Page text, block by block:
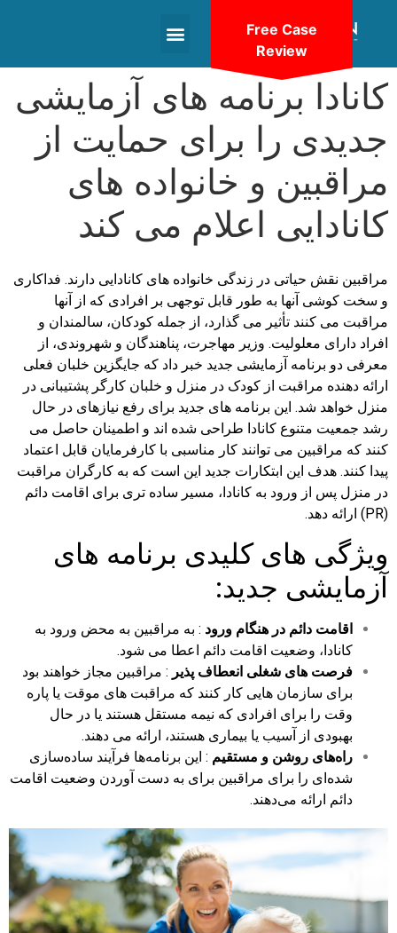
کانادا برنامه های آزمایشی
جدیدی را برای حمایت از
مراقبین و خانواده های
کانادایی اعلام می کند
مراقبین نقش حیاتی در زندگی خانواده های کانادایی دارند. فداکاری
و سخت کوشی آنها به طور قابل توجهی بر افرادی که از آنها
مراقبت می کنند تأثیر می گذارد، از جمله کودکان، سالمندان و
افراد دارای معلولیت. وزیر مهاجرت، پناهندگان و شهروندی، از
معرفی دو برنامه آزمایشی جدید خبر داد که جایگزین خلبان فعلی
ارائه دهنده مراقبت از کودک در منزل و خلبان کارگر پشتیبانی در
منزل خواهد شد. این برنامه های جدید برای رفع نیازهای در حال
رشد جمعیت متنوع کانادا طراحی شده اند و اطمینان حاصل می
کنند که مراقبین می توانند کار مناسبی با کارفرمایان قابل اعتماد
پیدا کنند. هدف این ابتکارات جدید این است که به کارگران مراقبت
در منزل پس از ورود به کانادا، مسیر ساده تری برای اقامت دائم
(PR) ارائه دهد.
ویژگی های کلیدی برنامه های
آزمایشی جدید:
اقامت دائم در هنگام ورود : به مراقبین به محض ورود به
کانادا، وضعیت اقامت دائم اعطا می شود.
فرصت های شغلی انعطاف پذیر : مراقبین مجاز خواهند بود
برای سازمان هایی کار کنند که مراقبت های موقت یا پاره
وقت را برای افرادی که نیمه مستقل هستند یا در حال
بهبودی از آسیب یا بیماری هستند، ارائه می دهند.
راه‌های روشن و مستقیم : این برنامه‌ها فرآیند ساده‌سازی
شده‌ای را برای مراقبین برای به دست آوردن وضعیت اقامت
دائم ارائه می‌دهند.
Free Case
Review